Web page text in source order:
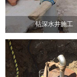
钻深水井施工